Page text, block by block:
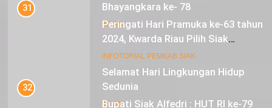
Bhayangkara ke- 78
IKLAN
Selamat Hari Lingkungan Hidup
Sedunia
IKLAN
31
Peringati Hari Pramuka ke-63 tahun
2024, Kwarda Riau Pilih Siak
Sebagai Tuan Rumah
INFOTORIAL PEMKAB SIAK
32
Bupati Siak Alfedri : HUT RI ke-79